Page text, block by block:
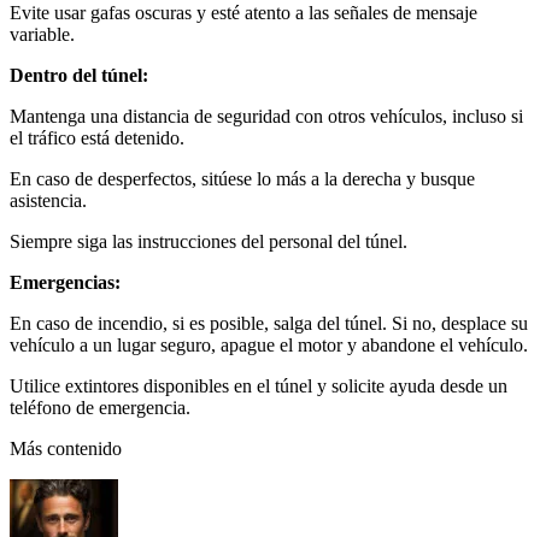
Evite usar gafas oscuras y esté atento a las señales de mensaje
variable.
Dentro del túnel:
Mantenga una distancia de seguridad con otros vehículos, incluso si
el tráfico está detenido.
En caso de desperfectos, sitúese lo más a la derecha y busque
asistencia.
Siempre siga las instrucciones del personal del túnel.
Emergencias:
En caso de incendio, si es posible, salga del túnel. Si no, desplace su
vehículo a un lugar seguro, apague el motor y abandone el vehículo.
Utilice extintores disponibles en el túnel y solicite ayuda desde un
teléfono de emergencia.
Más contenido